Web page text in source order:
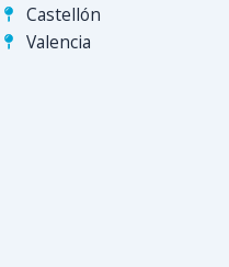
Castellón
Valencia